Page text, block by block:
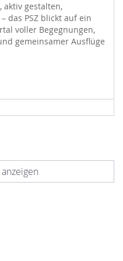
aktiv gestalten,
das PSZ blickt auf ein
voller Begegnungen,
gemeinsamer Ausflüge